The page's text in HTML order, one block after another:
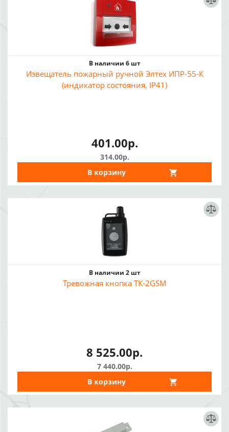
В наличии 6 шт
Извещатель пожарный ручной Элтех ИПР-55-К
(индикатор состояния, IP41)
401.00р.
314.00р.
В корзину
В наличии 2 шт
Тревожная кнопка ТК-2GSM
8 525.00р.
7 440.00р.
В корзину